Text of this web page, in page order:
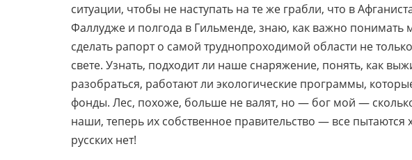
ситуации, чтобы не наступать на те же грабли, что в
Фаллудже и полгода в Гильменде, знаю, как важно понимать
сделать рапорт о самой труднопроходимой области не
свете. Узнать, подходит ли наше снаряжение, понять, как
разобраться, работают ли экологические программы,
фонды. Лес, похоже, больше не валят, но — бог мой —
наши, теперь их собственное правительство — все пытаются
русских нет!